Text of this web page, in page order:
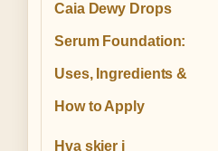
Caia Dewy Drops
Serum Foundation:
Uses, Ingredients &
How to Apply
Hva skjer i